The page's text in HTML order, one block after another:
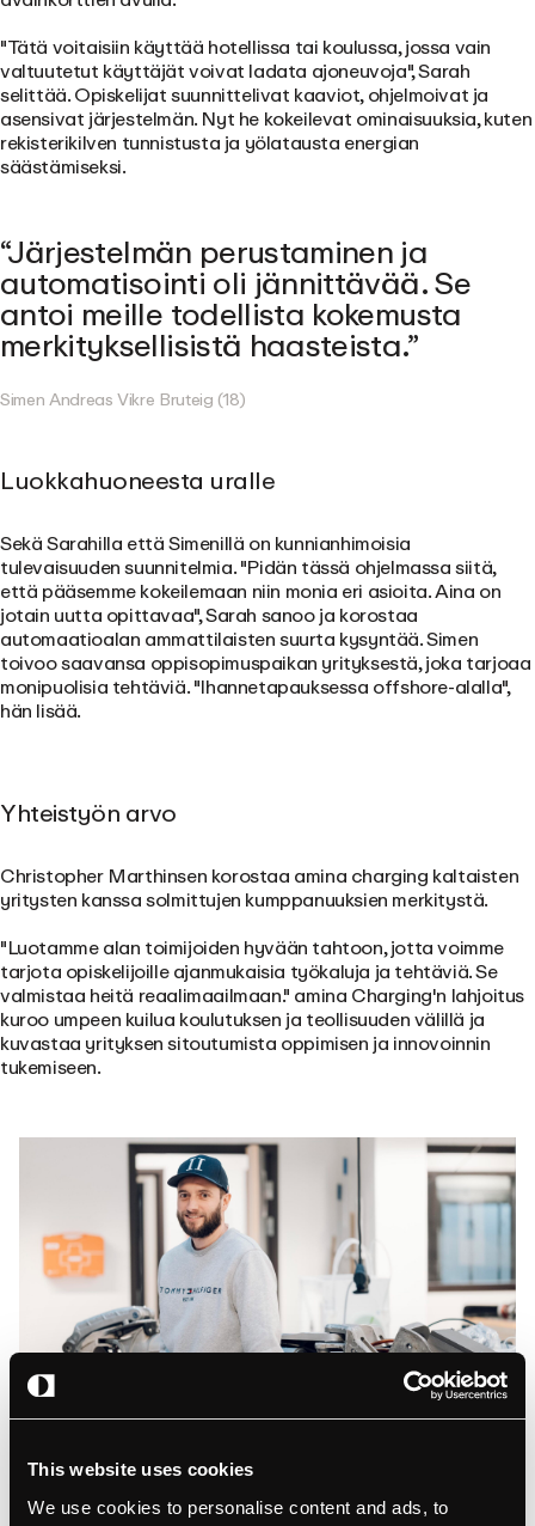
This website uses cookies
We use cookies to personalise content and ads, to
"Tätä voitaisiin käyttää hotellissa tai koulussa, jossa vain
valtuutetut käyttäjät voivat ladata ajoneuvoja", Sarah
selittää. Opiskelijat suunnittelivat kaaviot, ohjelmoivat ja
asensivat järjestelmän. Nyt he kokeilevat ominaisuuksia, kuten
rekisterikilven tunnistusta ja yölatausta energian
säästämiseksi.
Järjestelmän perustaminen ja
automatisointi oli jännittävää. Se
antoi meille todellista kokemusta
merkityksellisistä haasteista.
Simen Andreas Vikre Bruteig (18)
Luokkahuoneesta uralle
Sekä Sarahilla että Simenillä on kunnianhimoisia
tulevaisuuden suunnitelmia. "Pidän tässä ohjelmassa siitä,
että pääsemme kokeilemaan niin monia eri asioita. Aina on
jotain uutta opittavaa", Sarah sanoo ja korostaa
automaatioalan ammattilaisten suurta kysyntää. Simen
toivoo saavansa oppisopimuspaikan yrityksestä, joka tarjoaa
monipuolisia tehtäviä. "Ihannetapauksessa offshore-alalla",
hän lisää.
Yhteistyön arvo
Christopher Marthinsen korostaa amina charging kaltaisten
yritysten kanssa solmittujen kumppanuuksien merkitystä.
"Luotamme alan toimijoiden hyvään tahtoon, jotta voimme
tarjota opiskelijoille ajanmukaisia työkaluja ja tehtäviä. Se
valmistaa heitä reaalimaailmaan." amina Charging'n lahjoitus
kuroo umpeen kuilua koulutuksen ja teollisuuden välillä ja
kuvastaa yrityksen sitoutumista oppimisen ja innovoinnin
tukemiseen.
Opettaja Christopher Martinsen nauttii siitä, että hänen
oppilaansa tarttuvat haasteisiin ja muokkaavat tulevaisuuttaan.